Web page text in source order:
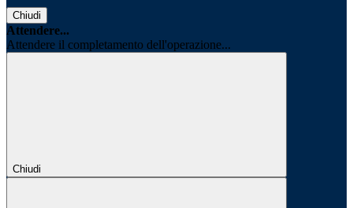
Chiudi
Attendere...
Attendere il completamento dell'operazione...
Chiudi